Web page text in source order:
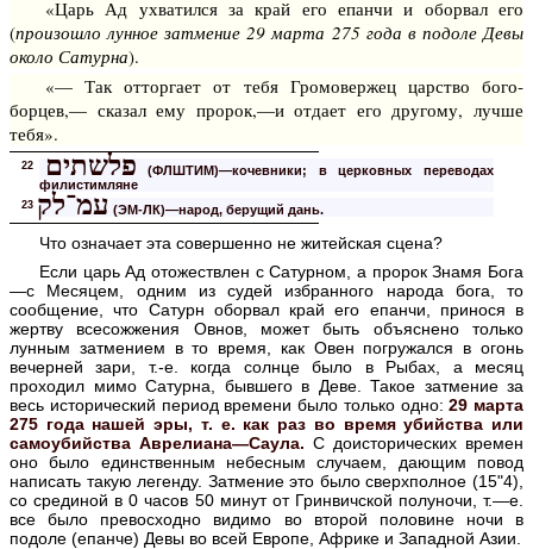
«Царь Ад ухватился за край его епанчи и оборвал его
(произошло лунное затмение 29 марта 275 года в подоле Девы
около Сатурна).
«— Так отторгает от тебя Громовержец царство бого­
борцев,— сказал ему пророк,—и отдает его другому, лучше
тебя».
22 פלשתים (ФЛШТИМ)—кочевники; в церковных переводах
филистимляне
23 עמ־לק (ЭМ-ЛК)—народ, берущий дань.
Что означает эта совершенно не житейская сцена?
Если царь Ад отожествлен с Сатурном, а пророк Знамя Бога
—с Месяцем, одним из судей избранного народа бога, то
сообщение, что Сатурн оборвал край его епанчи, принося в
жертву всесожжения Овнов, может быть объяснено только
лунным затмением в то время, как Овен погружался в огонь
вечерней зари, т.-е.
когда солнце было в Рыбах, а месяц
проходил мимо Сатурна, бывшего в Деве. Такое затмение за
весь исторический период времени было только одно:29 марта
275 года нашей эры, т. е. как раз во время убийства или
самоубийства Аврелиана—Саула. С доисторических времен
оно было единственным небесным случаем, дающим повод
написать такую легенду. Затмение это было сверхполное (15"4),
со срединой в 0 часов 50 минут от Гринвичской полуночи, т.—е.
все было превосходно видимо во второй половине ночи в
подоле (епанче) Девы во всей Европе, Африке и Западной Азии.